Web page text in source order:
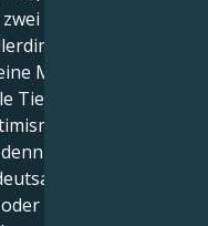
verschiedene
verleiht
Menge Kraft. Sie
Tiefe, die Ihr
verleiht. Sie
Sie machen
sind. Sie
Mentor zu sein,